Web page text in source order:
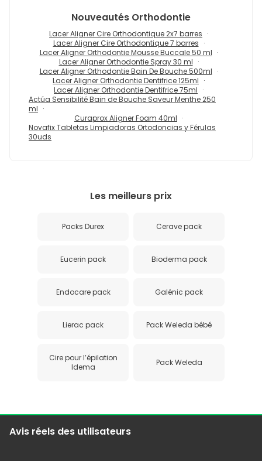
Nouveautés Orthodontie
Lacer Aligner Cire Orthodontique 2x7 barres
Lacer Aligner Cire Orthodontique 7 barres
Lacer Aligner Orthodontie Mousse Buccale 50 ml
Lacer Aligner Orthodontie Spray 30 ml
Lacer Aligner Orthodontie Bain De Bouche 500ml
Lacer Aligner Orthodontie Dentifrice 125ml
Lacer Aligner Orthodontie Dentifrice 75ml
Actúa Sensibilité Bain de Bouche Saveur Menthe 250
ml
Curaprox Aligner Foam 40ml
Novafix Tabletas Limpiadoras Ortodoncias y Férulas
30uds
Les meilleurs prix
Packs Durex Cerave pack
Eucerin pack Bioderma pack
Endocare pack Galénic pack
Lierac pack Pack Weleda bébé
Cire pour l’épilation
Idema
Pack Weleda
Avis réels des utilisateurs